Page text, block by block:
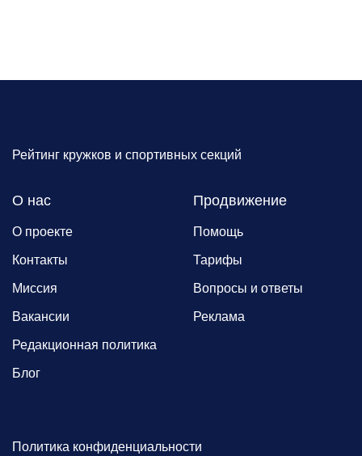
Рейтинг кружков и спортивных секций
О нас
О проекте
Контакты
Миссия
Вакансии
Редакционная политика
Блог
Продвижение
Помощь
Тарифы
Вопросы и ответы
Реклама
Политика конфиденциальности